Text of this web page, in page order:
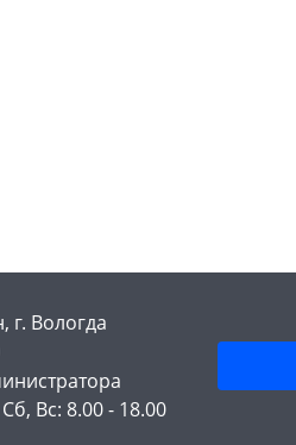
г. Вологда
Вс: 8.00 - 18.00